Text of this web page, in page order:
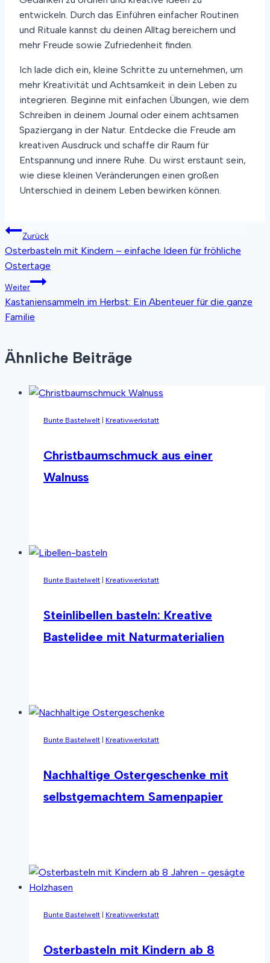
entwickeln. Durch das Einführen einfacher Routinen
und Rituale kannst du deinen Alltag bereichern und
mehr Freude sowie Zufriedenheit finden.
Ich lade dich ein, kleine Schritte zu unternehmen, um
mehr Kreativität und Achtsamkeit in dein Leben zu
integrieren. Beginne mit einfachen Übungen, wie dem
Schreiben in deinem Journal oder einem achtsamen
Spaziergang in der Natur. Entdecke die Freude am
kreativen Ausdruck und schaffe dir Raum für
Entspannung und innere Ruhe. Du wirst erstaunt sein,
wie diese kleinen Veränderungen einen großen
Unterschied in deinem Leben bewirken können.
Beitragsnavigation
Zurück
Osterbasteln mit Kindern – einfache Ideen für fröhliche
Ostertage
Weiter
Kastaniensammeln im Herbst: Ein Abenteuer für die ganze
Familie
Ähnliche Beiträge
Bunte Bastelwelt Kreativwerkstatt
Christbaumschmuck aus einer
Walnuss
Walnuss
Bunte Bastelwelt Kreativwerkstatt
Steinlibellen basteln: Kreative
Bastelidee mit Naturmaterialien
Bastelidee
Naturmaterialien
Bunte Bastelwelt Kreativwerkstatt
Nachhaltige Ostergeschenke mit
selbstgemachtem Samenpapier
selbstgemachtem
Bunte Bastelwelt Kreativwerkstatt
Osterbasteln mit Kindern ab 8